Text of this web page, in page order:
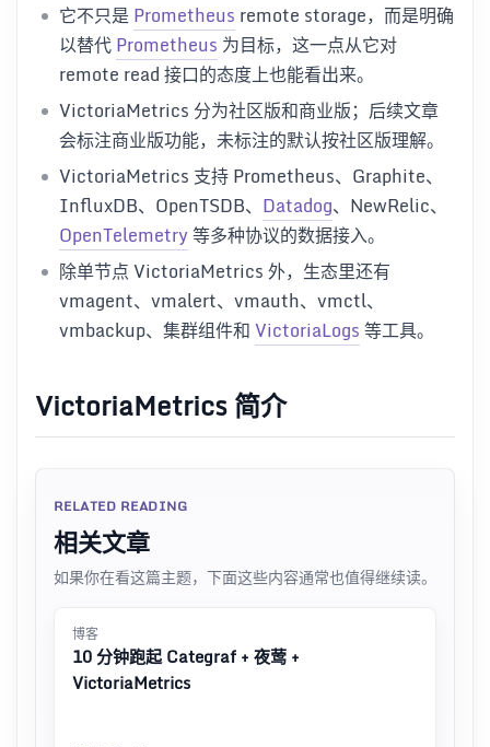
它不只是Prometheus remote storage，而是明确
以替代Prometheus 为目标，这一点从它对
remote read 接口的态度上也能看出来。
VictoriaMetrics 分为社区版和商业版；后续文章
会标注商业版功能，未标注的默认按社区版理解。
VictoriaMetrics 支持 Prometheus、Graphite、
InfluxDB、OpenTSDB、 Datadog、NewRelic、
OpenTelemetry等多种协议的数据接入。
除单节点 VictoriaMetrics 外，生态里还有
vmagent、vmalert、vmauth、vmctl、
vmbackup、集群组件和VictoriaLogs等工具。
VictoriaMetrics 简介
RELATED READING
相关文章
如果你在看这篇主题，下面这些内容通常也值得继续读。
博客
10 分钟跑起 Categraf + 夜莺 +
VictoriaMetrics